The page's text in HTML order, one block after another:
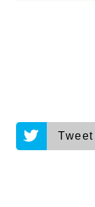
Tweet